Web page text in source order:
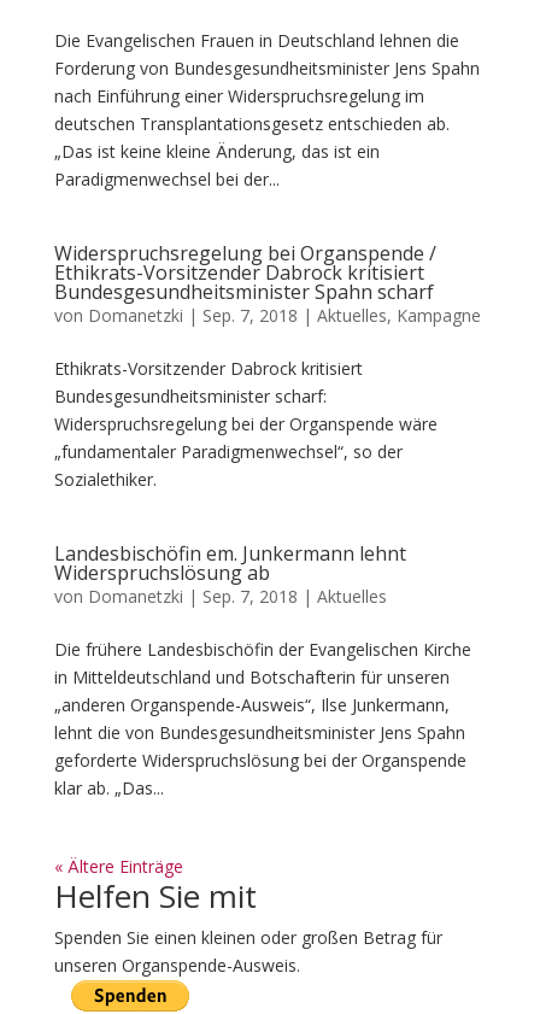
Die Evangelischen Frauen in Deutschland lehnen die
Forderung von Bundesgesundheitsminister Jens Spahn
nach Einführung einer Widerspruchsregelung im
deutschen Transplantationsgesetz entschieden ab.
„Das ist keine kleine Änderung, das ist ein
Paradigmenwechsel bei der...
Widerspruchsregelung bei Organspende /
Ethikrats-Vorsitzender Dabrock kritisiert
Bundesgesundheitsminister Spahn scharf
von Domanetzki | Sep. 7, 2018 | Aktuelles, Kampagne
Ethikrats-Vorsitzender Dabrock kritisiert
Bundesgesundheitsminister scharf:
Widerspruchsregelung bei der Organspende wäre
„fundamentaler Paradigmenwechsel“, so der
Sozialethiker.
Landesbischöfin em. Junkermann lehnt
Widerspruchslösung ab
von Domanetzki | Sep. 7, 2018 | Aktuelles
Die frühere Landesbischöfin der Evangelischen Kirche
in Mitteldeutschland und Botschafterin für unseren
„anderen Organspende-Ausweis“, Ilse Junkermann,
lehnt die von Bundesgesundheitsminister Jens Spahn
geforderte Widerspruchslösung bei der Organspende
klar ab. „Das...
« Ältere Einträge
Helfen Sie mit
Spenden Sie einen kleinen oder großen Betrag für
unseren Organspende-Ausweis.